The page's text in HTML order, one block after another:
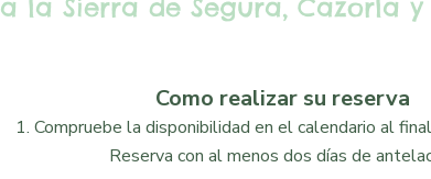
a la Sierra de Segura, Cazorla y
Como realizar su reserva
1. Compruebe la disponibilidad en el calendario al
Reserva con al menos dos días de